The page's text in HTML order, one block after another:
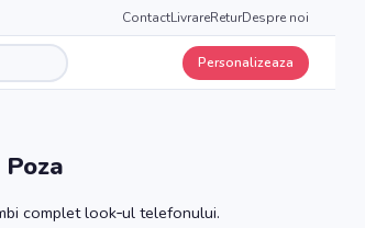
ContactLivrareReturDespre noi
Personalizeaza
complet look‑ul telefonului.